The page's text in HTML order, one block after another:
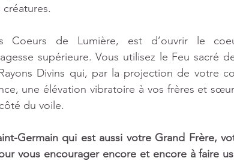
Coeurs de Lumière, est d’ouvrir le
supérieure. Vous utilisez le Feu sacré
Divins qui, par la projection de votre
une élévation vibratoire à vos frères et
du voile.
Germain qui est aussi votre Grand Frère,
vous encourager encore et encore à faire